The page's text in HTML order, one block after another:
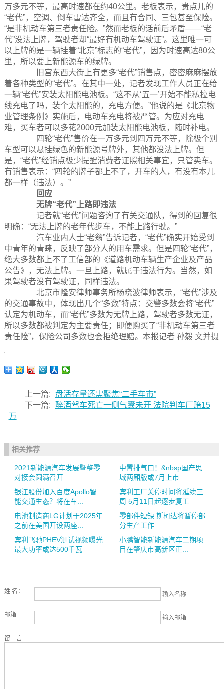
万多元不等，最高时速都在约40公里。老板表示，贵点儿的
“老代”，空调、倒车雷达齐全，而且有合同、三包甚至保险。
“是非机动车第三者责任险。”然而老板的话前后矛盾——“老
代”没法上牌，驾驶者却“最好有机动车驾驶证”。这里唯一可
以上牌的是一辆挂着“北京”标志的“老代”，因为时速高达80公
里，所以要上新能源车的绿牌。
旧宫东西大街上有更多“老代”销售点，密密麻麻摆放
着各种类型的“老代”。在其中一处，记者发现工作人员正在给
一辆“老代”安装太阳能电池板。“这不从‘五一’开始不能私拉电
线充电了吗，装个太阳能的，充电方便。”他说的是《北京物
业管理条例》实施后，电动车充电将被严管。为应对充电
难，买车者可以多花2000元加装太阳能电池板，随时补电。
四轮“老代”售价在一万多元到四万元不等，除极个别
车型可以悬挂绿色的新能源号牌外，其他都没法上牌。但
是，“老代”经销点极少提醒消费者证照相关事宜，只管卖车。
有销售表示：“四轮的牌子都上不了，开车的人，有没有本儿
都一样（违法）。”
回应
无牌“老代”上路即违法
记者就“老代”问题咨询了有关交通队，得到的回复很
明确：“无法上牌的老年代步车，不能上路行驶。”
汽车业内人士“老翁”告诉记者，“老代”确实开始受到
中青年的青睐，反映了部分人的用车需求。但是四轮“老代”，
绝大多数都上不了工信部的《道路机动车辆生产企业及产品
公告》，无法上牌。一旦上路，就属于违法行为。当然，如
果驾驶者没有驾驶证，同样违法。
北京市隆安律师事务所杨晓波律师表示，“老代”涉及
的交通事故中，体现出几个“多数”特点：交警多数会将“老代”
认定为机动车，而“老代”多数为无牌上路，驾驶者多数无证，
所以多数都被判定为主要责任；即便购买了“非机动车第三者
责任险”，保险公司多数也会拒绝理赔。本报记者 孙毅 文并摄
上一篇: 盘活存量还需聚焦“二手车市”
下一篇:
醉酒驾车死亡一侧气囊未开 法院判车厂赔15
万
相关推荐
2021新能源汽车发展暨整零
对接会圆​满召开
中置排气口！&nbsp国产思
域两厢版或7月上市
银江股份加入百度Apollo智
能交通生态？将在车...
宾利工厂关停时间将延续三
周 5月11日起逐步复工
电池制造商LG计划于2025年
之前在美国开设两座...
零部件短缺 斯柯达将暂停部
分生产工作
宾利飞驰PHEV测试视频曝光
最大功率或达500千瓦
小鹏智能新能源汽车二期项
目在肇庆市高新区正...
姓 名： 输入名称
邮箱 输入邮箱
留 言: